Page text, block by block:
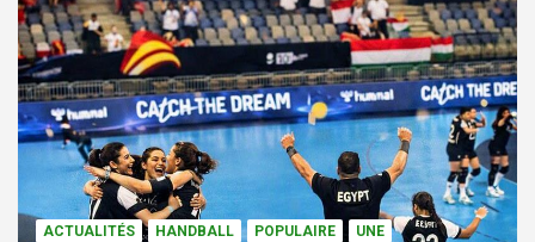
ACTUALITÉS HANDBALL POPULAIRE UNE